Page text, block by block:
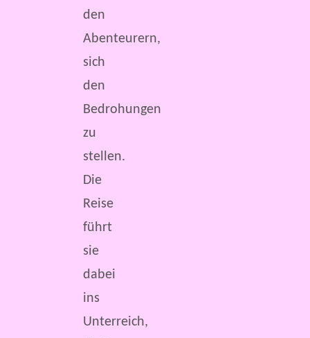
den
Abenteurern,
sich
den
Bedrohungen
zu
stellen.
Die
Reise
führt
sie
dabei
ins
Unterreich,